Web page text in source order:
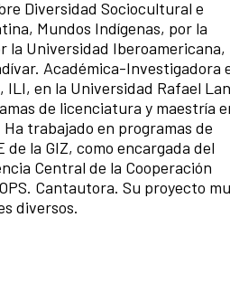
Diversidad Sociocultural e
Mundos Indígenas, por la
la Universidad Iberoamericana,
Académica-Investigadora
en la Universidad Rafael
de licenciatura y maestría
trabajado en programas de
la GIZ, como encargada del
Central de la Cooperación
Cantautora. Su proyecto
diversos.